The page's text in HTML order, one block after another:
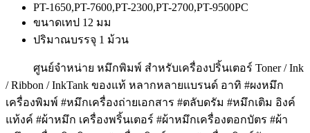
PT-1650,PT-7600,PT-2300,PT-2700,PT-9500PC
ขนาดเทป 12 มม
ปริมาณบรรจุ 1 ม้วน
ศูนย์จำหน่าย หมึกพิมพ์ สำหรับเครื่องปริ้นเตอร์ Toner / Ink
/ Ribbon / InkTank ของแท้ หลากหลายแบรนด์ อาทิ #ผงหมึก
เครื่องพิมพ์ #หมึกเครื่องถ่ายเอกสาร #ตลับดรัม #หมึกเติม อิงค์
แท้งค์ #ผ้าหมึก เครื่องพริ้นเตอร์ #ผ้าหมึกเครื่องตอกบัตร #ผ้า